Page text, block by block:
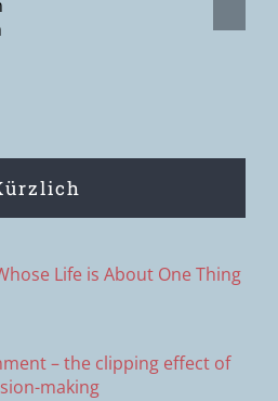
Suche nach
Life is About One Thing
– the clipping effect of
making